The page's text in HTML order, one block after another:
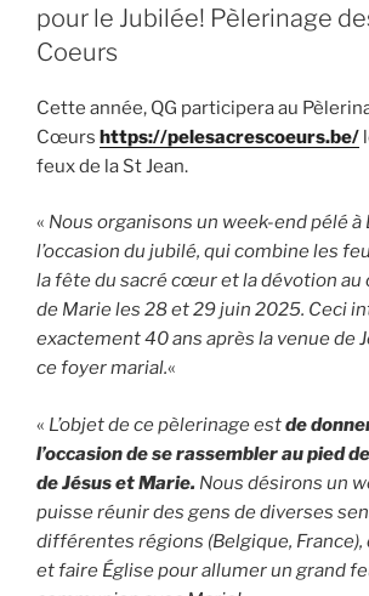
pour le Jubilée! Pèlerinage
Coeurs
Cette année, QG participera au
Cœurs https://pelesacrescoeurs.be/
feux de la St Jean.
« Nous organisons un week-end pélé à
l’occasion du jubilé, qui combine les
la fête du sacré cœur et la dévotion
de Marie les 28 et 29 juin 2025. Ceci
exactement 40 ans après la venue de
ce foyer marial.«
« L’objet de ce pèlerinage estde
l’occasion de se rassembler au pied
de Jésus et Marie. Nous désirons un
puisse réunir des gens de diverses
différentes régions (Belgique, France),
et faire Église pour allumer un grand